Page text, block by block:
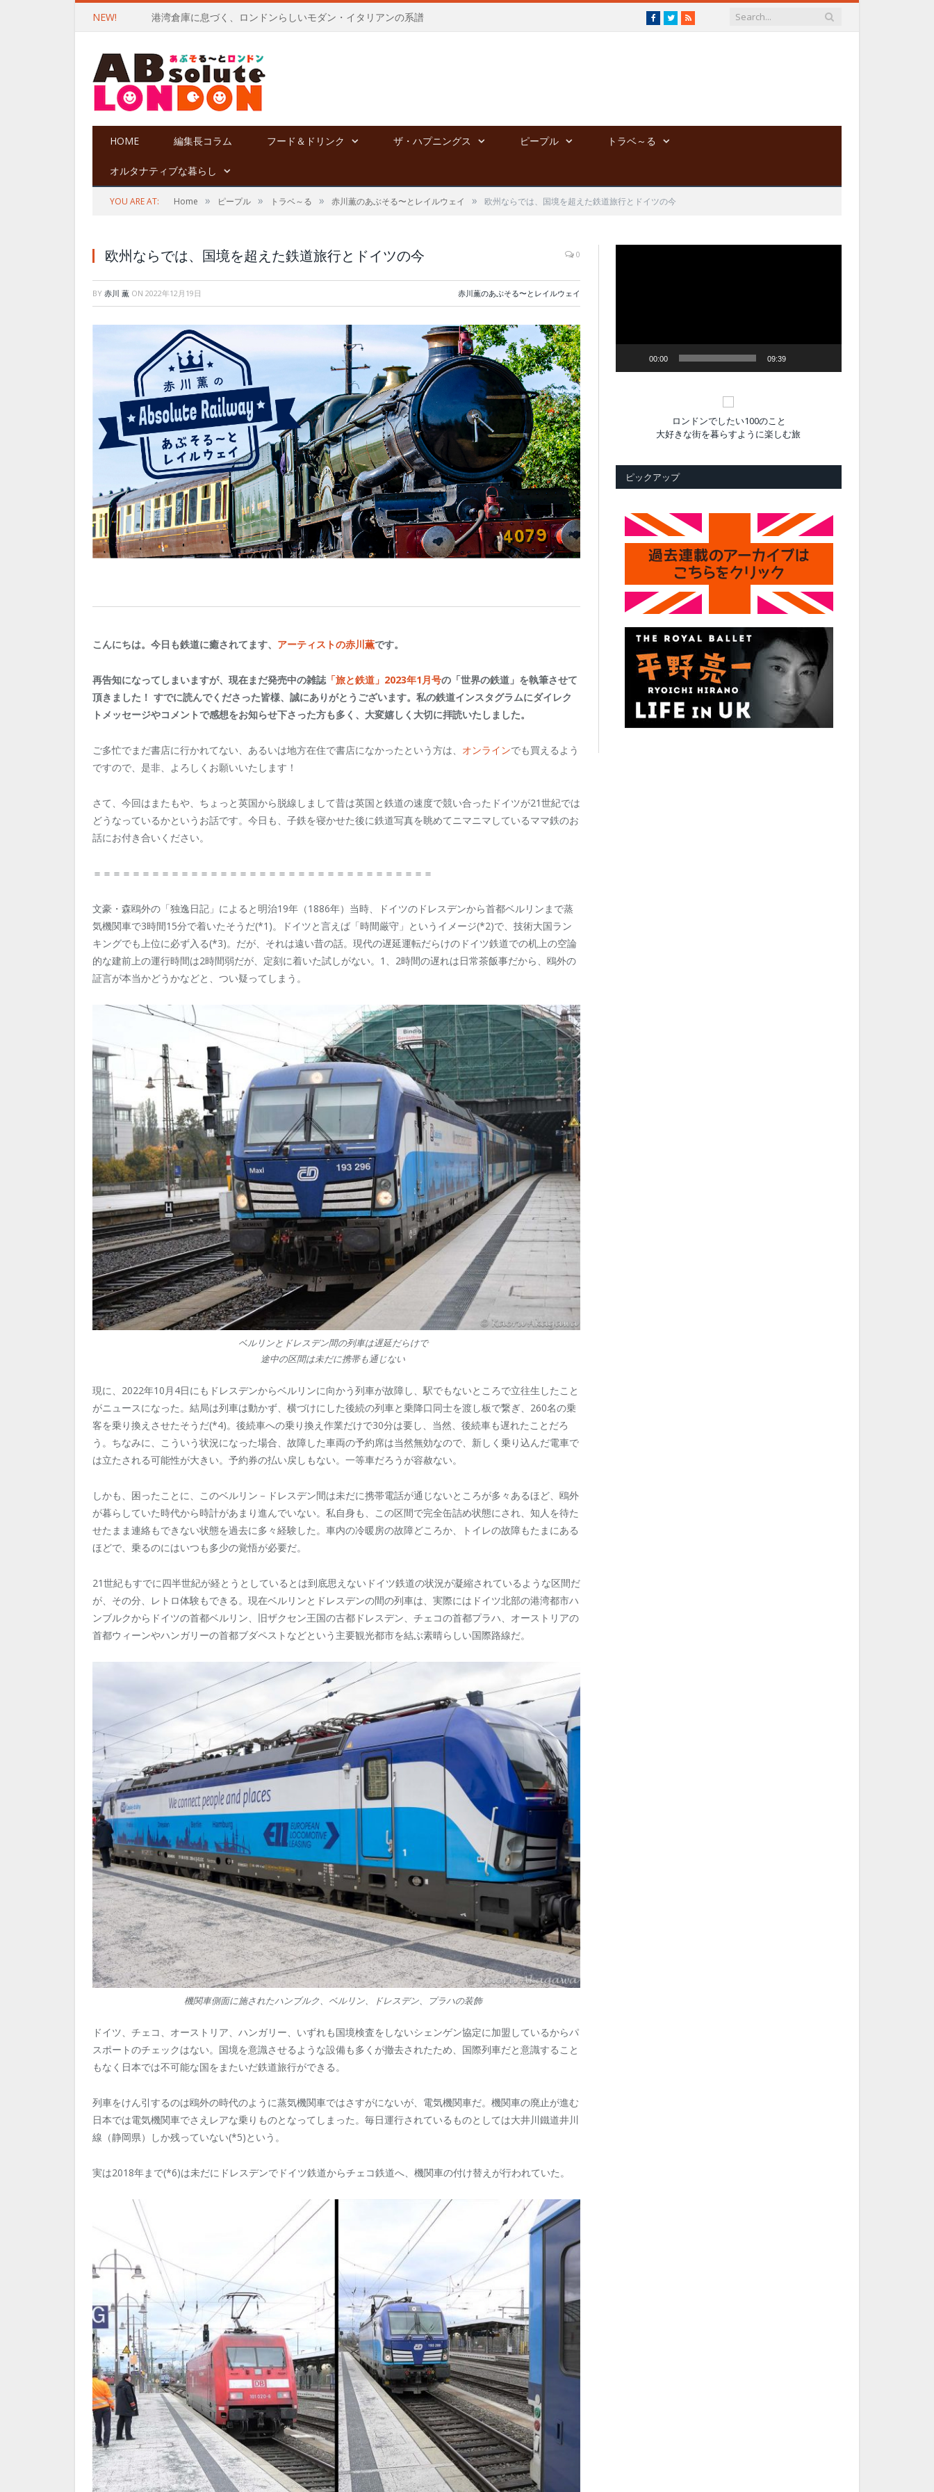
NEW! 港湾倉庫に息づく、ロンドンらしいモダン・イタリアンの系譜 Facebook
TwitterRSS
HOME 編集長コラム フード＆ドリンク ザ・ハプニングス ピープル トラベ～る
オルタナティブな暮らし
YOU ARE AT: Home » ピープル » トラベ～る » 赤川薫のあぶそる〜とレイルウェイ » 欧州ならでは、国境を超えた鉄道旅行とドイツの今
欧州ならでは、国境を超えた鉄道旅行とドイツの今 0
BY 赤川 薫 ON 2022年12月19日 赤川薫のあぶそる〜とレイルウェイ
こんにちは。今日も鉄道に癒されてます、 アーティストの赤川薫です。
再告知になってしまいますが、現在まだ発売中の雑誌「旅と鉄道」2023年1月号の「世界の鉄道」を執筆させて
頂きました！ すでに読んでくださった皆様、誠にありがとうございます。私の鉄道インスタグラムにダイレク
トメッセージやコメントで感想をお知らせ下さった方も多く、大変嬉しく大切に拝読いたしました。
ご多忙でまだ書店に行かれてない、あるいは地方在住で書店になかったという方は、 オンラインでも買えるよう
ですので、是非、よろしくお願いいたします！
さて、今回はまたもや、ちょっと英国から脱線しまして昔は英国と鉄道の速度で競い合ったドイツが21世紀では
どうなっているかというお話です。今日も、子鉄を寝かせた後に鉄道写真を眺めてニマニマしているママ鉄のお
話にお付き合いください。
＝＝＝＝＝＝＝＝＝＝＝＝＝＝＝＝＝＝＝＝＝＝＝＝＝＝＝＝＝＝＝＝＝＝＝
文豪・森鴎外の「独逸日記」によると明治19年（1886年）当時、ドイツのドレスデンから首都ベルリンまで蒸
気機関車で3時間15分で着いたそうだ(*1)。ドイツと言えば「時間厳守」というイメージ(*2)で、技術大国ラン
キングでも上位に必ず入る(*3)。だが、それは遠い昔の話。現代の遅延運転だらけのドイツ鉄道での机上の空論
的な建前上の運行時間は2時間弱だが、定刻に着いた試しがない。1、2時間の遅れは日常茶飯事だから、鴎外の
証言が本当かどうかなどと、つい疑ってしまう。
ベルリンとドレスデン間の列車は遅延だらけで
途中の区間は未だに携帯も通じない
現に、2022年10月4日にもドレスデンからベルリンに向かう列車が故障し、駅でもないところで立往生したこと
がニュースになった。結局は列車は動かず、横づけにした後続の列車と乗降口同士を渡し板で繋ぎ、260名の乗
客を乗り換えさせたそうだ(*4)。後続車への乗り換え作業だけで30分は要し、当然、後続車も遅れたことだろ
う。ちなみに、こういう状況になった場合、故障した車両の予約席は当然無効なので、新しく乗り込んだ電車で
は立たされる可能性が大きい。予約券の払い戻しもない。一等車だろうが容赦ない。
しかも、困ったことに、このベルリン－ドレスデン間は未だに携帯電話が通じないところが多々あるほど、鴎外
が暮らしていた時代から時計があまり進んでいない。私自身も、この区間で完全缶詰め状態にされ、知人を待た
せたまま連絡もできない状態を過去に多々経験した。車内の冷暖房の故障どころか、トイレの故障もたまにある
ほどで、乗るのにはいつも多少の覚悟が必要だ。
21世紀もすでに四半世紀が経とうとしているとは到底思えないドイツ鉄道の状況が凝縮されているような区間だ
が、その分、レトロ体験もできる。現在ベルリンとドレスデンの間の列車は、実際にはドイツ北部の港湾都市ハ
ンブルクからドイツの首都ベルリン、旧ザクセン王国の古都ドレスデン、チェコの首都プラハ、オーストリアの
首都ウィーンやハンガリーの首都ブダペストなどという主要観光都市を結ぶ素晴らしい国際路線だ。
機関車側面に施されたハンブルク、ベルリン、ドレスデン、プラハの装飾
ドイツ、チェコ、オーストリア、ハンガリー、いずれも国境検査をしないシェンゲン協定に加盟しているからパ
スポートのチェックはない。国境を意識させるような設備も多くが撤去されたため、国際列車だと意識すること
もなく日本では不可能な国をまたいだ鉄道旅行ができる。
列車をけん引するのは鴎外の時代のように蒸気機関車ではさすがにないが、電気機関車だ。機関車の廃止が進む
日本では電気機関車でさえレアな乗りものとなってしまった。毎日運行されているものとしては大井川鐵道井川
線（静岡県）しか残っていない(*5)という。
実は2018年まで(*6)は未だにドレスデンでドイツ鉄道からチェコ鉄道へ、機関車の付け替えが行われていた。
00:00 09:39
ロンドンでしたい100のこと
大好きな街を暮らすように楽しむ旅
ピックアップ